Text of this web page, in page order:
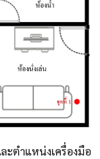
ำแหน่งเครื่องมือ